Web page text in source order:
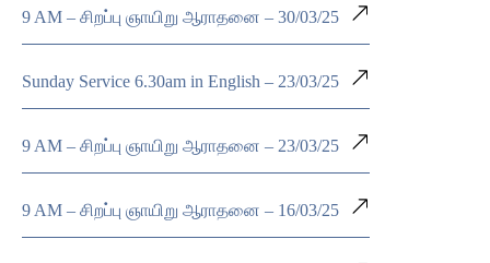
9 AM – சிறப்பு ஞாயிறு ஆராதனை – 30/03/25
Sunday Service 6.30am in English – 23/03/25
9 AM – சிறப்பு ஞாயிறு ஆராதனை – 23/03/25
9 AM – சிறப்பு ஞாயிறு ஆராதனை – 16/03/25